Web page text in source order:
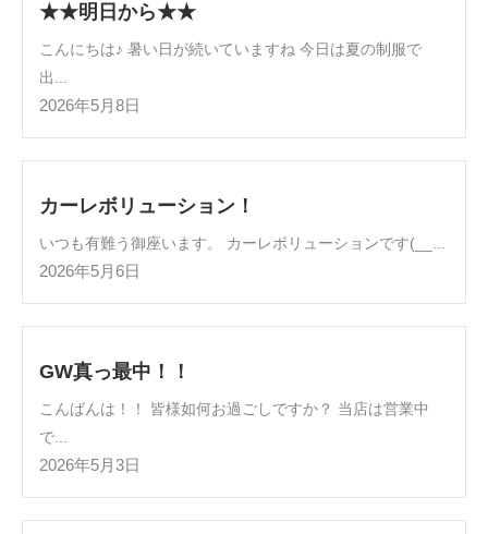
★★明日から★★
こんにちは♪ 暑い日が続いていますね 今日は夏の制服で
出...
2026年5月8日
カーレボリューション！
いつも有難う御座います。 カーレボリューションです(__...
2026年5月6日
GW真っ最中！！
こんばんは！！ 皆様如何お過ごしですか？ 当店は営業中
で...
2026年5月3日